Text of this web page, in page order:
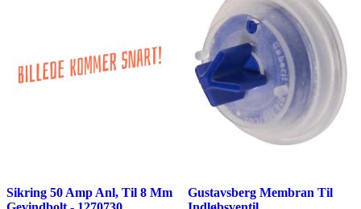
Sikring 50 Amp Anl, Til 8 Mm
Gustavsberg Membran Til